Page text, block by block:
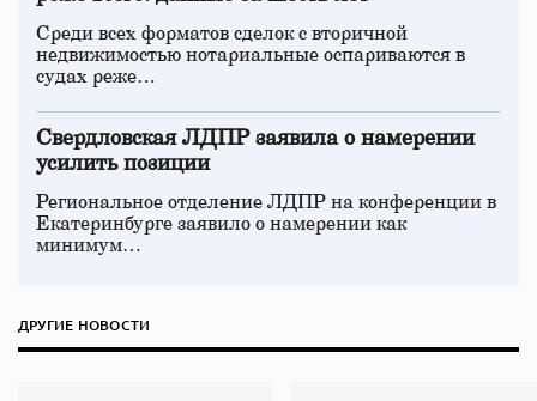
Среди всех форматов сделок с вторичной
недвижимостью нотариальные оспариваются в
судах реже…
Свердловская ЛДПР заявила о намерении
усилить позиции
Региональное отделение ЛДПР на конференции в
Екатеринбурге заявило о намерении как
минимум…
ДРУГИЕ НОВОСТИ